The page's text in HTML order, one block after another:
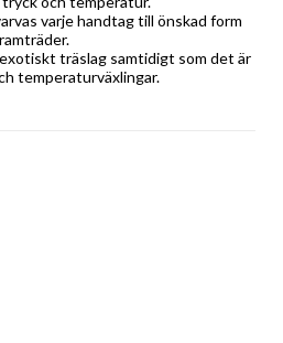
varje handtag till önskad form
träslag samtidigt som det är
temperaturväxlingar.